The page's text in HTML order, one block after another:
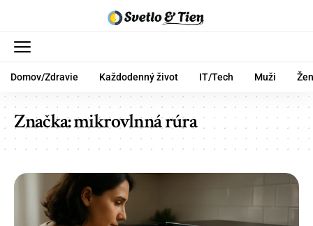
Domov/Zdravie Každodenný život IT/Tech Muži
Značka:mikrovlnná rúra